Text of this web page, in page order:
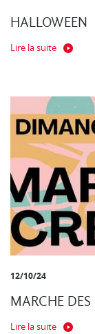
HALLOWEEN
Lire la suite
12/10/24
MARCHE DES
Lire la suite